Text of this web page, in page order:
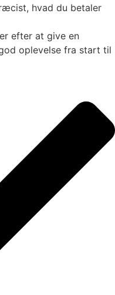
hvad du betaler
efter at give en
oplevelse fra start til